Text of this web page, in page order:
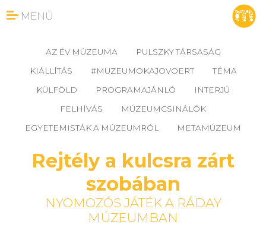
MENÜ
AZ ÉV MÚZEUMA
PULSZKY TÁRSASÁG
KIÁLLÍTÁS
#MUZEUMOKAJOVOERT
TÉMA
KÜLFÖLD
PROGRAMAJÁNLÓ
INTERJÚ
FELHÍVÁS
MÚZEUMCSINÁLÓK
EGYETEMISTÁK A MÚZEUMRÓL
METAMÚZEUM
Rejtély a kulcsra zárt
szobában
NYOMOZÓS JÁTÉK A RÁDAY
MÚZEUMBAN